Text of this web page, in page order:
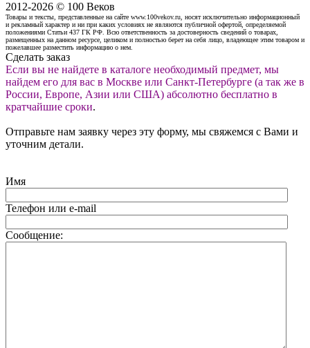
2012-2026 © 100 Веков
Товары и тексты, представленные на сайте www.100vekov.ru, носят исключительно информационный
и рекламный характер и ни при каких условиях не являются публичной офертой, определяемой
положениями Статьи 437 ГК РФ. Всю ответственность за достоверность сведений о товарах,
размещенных на данном ресурсе, целиком и полностью берет на себя лицо, владеющее этим товаром и
пожелавшее разместить информацию о нем.
Сделать заказ
Если вы не найдете в каталоге необходимый предмет, мы
найдем его для вас в Москве или Санкт-Петербурге (а так же в
России, Европе, Азии или США) абсолютно бесплатно в
кратчайшие сроки.
Отправьте нам заявку через эту форму, мы свяжемся с Вами и
уточним детали.
Имя
Телефон или e-mail
Сообщение: